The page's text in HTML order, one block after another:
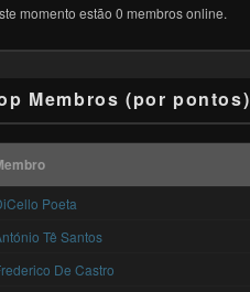
momento estão 0 membros online.
Membros (por pontos)
Poeta
Tê Santos
De Castro